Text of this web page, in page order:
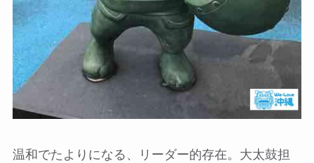
温和でたよりになる、リーダー的存在。大太鼓担